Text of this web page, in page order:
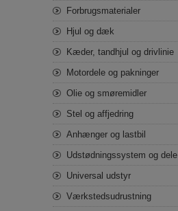
Forbrugsmaterialer
Hjul og dæk
Kæder, tandhjul og drivlinie
Motordele og pakninger
Olie og smøremidler
Stel og affjedring
Anhænger og lastbil
Udstødningssystem og dele
Universal udstyr
Værkstedsudrustning